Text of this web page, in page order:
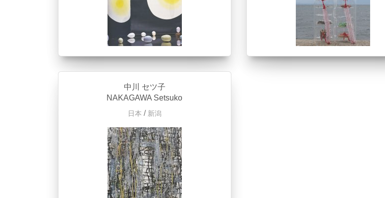
中川 セツ子
NAKAGAWA Setsuko
日本 / 新潟